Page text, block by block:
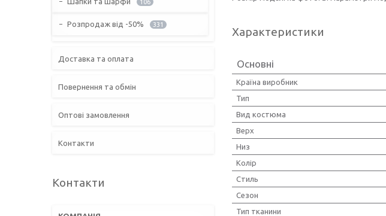
Характеристики
Основні
Країна виробник
Тип
Вид костюма
Верх
Низ
Колір
Стиль
Сезон
Тип тканини
106
Розпродаж від -50% 331
Доставка та оплата
Повернення та обмін
Оптові замовлення
Контакти
Контакти